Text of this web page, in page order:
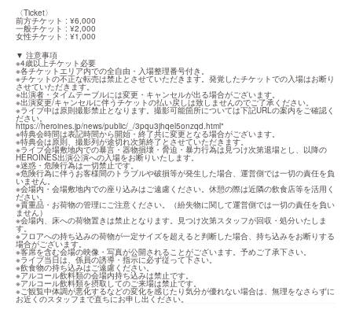
〈Ticket〉
前方チケット : ¥6,000
一般チケット : ¥2,000
女性チケット : ¥1,000
▼ 注意事項
※4歳以上チケット必要
※各チケットエリア内での全自由・入場整理番号付き。
※チケットの不正な転売は禁止とさせていただきます。発覚したチケットでの入場はお断り
させていただきます。
※出演者・タイムテーブルには変更・キャンセルが出る場合がございます。
※出演変更/キャンセルに伴うチケットの払い戻しは致しませんのでご了承ください。
※ライブ中は原則撮影禁止となります。撮影可能箇所については下記URLの案内をご確認く
https://heroines.jp/news/public/_/3pqu3jhqel5onzqd.html"
※特典会時間は表記時間から開始・終了共に変更となる場合がございます。
※特典会は原則、撮影列が途切れ次第終了とさせていただきます。
※ライブ会場敷地内での暴言・器物損壊・脅迫・暴力行為は見つけ次第退場とし、以降の
HEROINES出演公演への入場をお断りいたします。
※迷惑・危険行為は一切禁止です。
※危険行為に伴うお客様間のトラブルや破損等が発生した場合、運営側では一切の責任を負
いません。
※会場内・会場敷地内での座り込みはご遠慮ください。休憩の際は近隣の飲食店等を活用く
ださい。
※貴重品・お荷物の管理にご注意ください。（紛失物に関して運営側では一切の責任を負い
ません）
※会場内、床への荷物置きは禁止となります。見つけ次第スタッフが回収・処分いたしま
す。
※フロアへの持ち込みの荷物が一定サイズを超えると判断した場合、持ち込みをお断りする
場合がございます。
※客席を含む会場の映像・写真が公開されることがございます。予めご了承下さい。
※ライブ当日は、係員の誘導・指示に必ず従って下さい。
※飲食物の持ち込みはご遠慮ください。
※アルコール飲料類の会場内持ち込みは禁止です。
※アルコール飲料類を摂取してのご来場は禁止です。
※ご観覧中体調が悪化するなどの変化を感じたり気分が優れない場合は、無理をなさらずに
お近くのスタッフまで直ちにお申し出ください。